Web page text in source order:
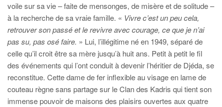
voile sur sa vie – faite de mensonges, de misère et de solitude –
à la recherche de sa vraie famille. « Vivre c’est un peu cela,
retrouver son passé et le revivre avec courage, ce que je n’ai
pas su, pas osé faire. » Lui, l’illégitime né en 1949, séparé de
celle qu’il croit être sa mère jusqu’à huit ans. Petit à petit le fil
des événements qui l’ont conduit à devenir l’héritier de Djéda, se
reconstitue. Cette dame de fer inflexible au visage en lame de
couteau règne sans partage sur le Clan des Kadris qui tient son
immense pouvoir de maisons des plaisirs ouvertes aux quatre